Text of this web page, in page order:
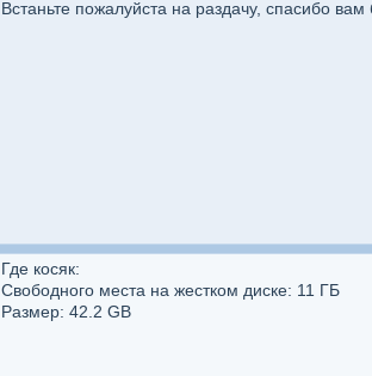
Встаньте пожалуйста на раздачу, спасибо
Где косяк:
Свободного места на жестком диске: 11 ГБ
Размер: 42.2 GB